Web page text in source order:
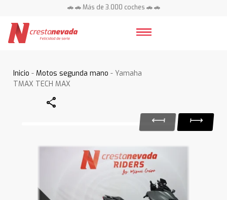
🚗 🚗 Más de 3.000 coches 🚗 🚗
Inicio -Motos segunda mano - Yamaha
TMAX TECH MAX
Share